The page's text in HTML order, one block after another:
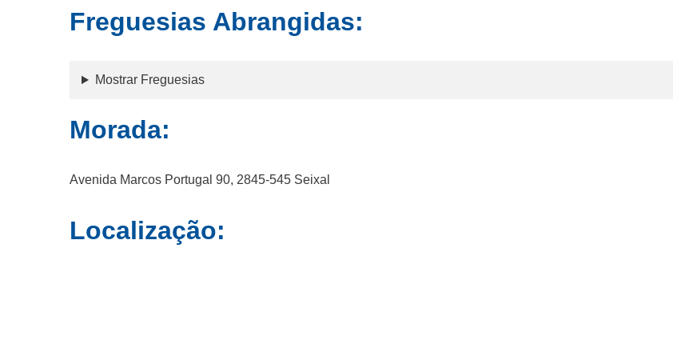
Freguesias Abrangidas:
Mostrar Freguesias
Morada:
Avenida Marcos Portugal 90, 2845-545 Seixal
Localização: